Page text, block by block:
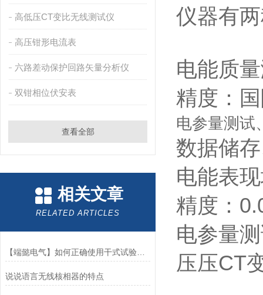
高低压CT变比无线测试仪
高压钳形电流表
六路差动保护回路矢量分析仪
双钳相位伏安表
查看全部
相关文章
RELATED ARTICLES
【端懿电气】如何正确使用干式试验变压器
说说语言无线核相器的特点
仪器有
电能质
精度：
电参量测试
数据储
电能表
精度：
电参量
压压CT